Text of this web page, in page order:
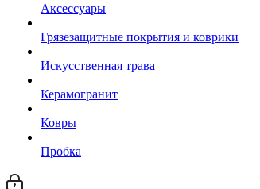
Аксессуары
Грязезащитные покрытия и коврики
Искусственная трава
Керамогранит
Ковры
Пробка